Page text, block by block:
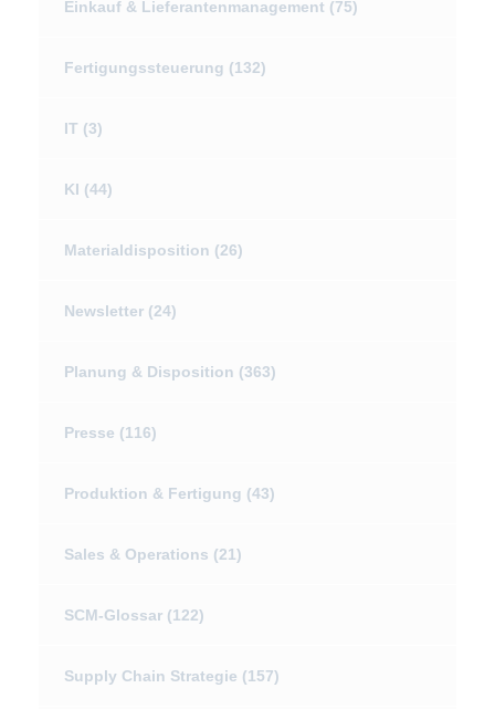
Einkauf & Lieferantenmanagement (75)
Fertigungssteuerung (132)
IT (3)
KI (44)
Materialdisposition (26)
Newsletter (24)
Planung & Disposition (363)
Presse (116)
Produktion & Fertigung (43)
Sales & Operations (21)
SCM-Glossar (122)
Supply Chain Strategie (157)